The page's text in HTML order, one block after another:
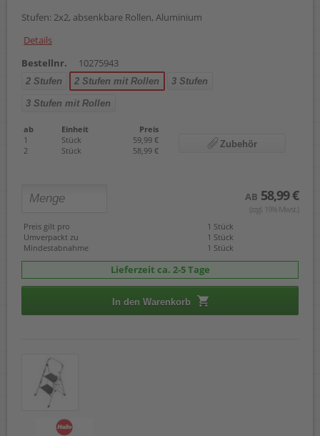
Stufen: 2x2, absenkbare Rollen, Aluminium
Details
Bestellnr.
10275943
2 Stufen 2 Stufen mit Rollen 3 Stufen
3 Stufen mit Rollen
ab Einheit
Preis
1
Stück
59,99 €
2
Stück 58,99 €
Zubehör
AB 58,99 €
(zzgl. 19% Mwst.)
Preis gilt pro
1 Stück
Umverpackt zu
1 Stück
Mindestabnahme
1 Stück
Lieferzeit ca. 2-5 Tage
In den Warenkorb